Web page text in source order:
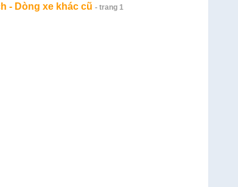
- Dòng xe khác cũ - trang 1